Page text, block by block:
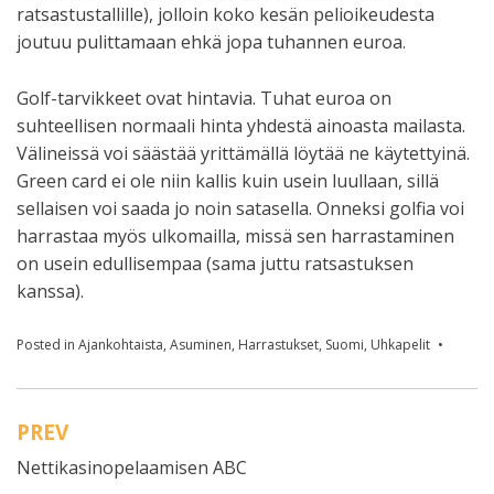
ratsastustallille), jolloin koko kesän pelioikeudesta
joutuu pulittamaan ehkä jopa tuhannen euroa.
Golf-tarvikkeet ovat hintavia. Tuhat euroa on
suhteellisen normaali hinta yhdestä ainoasta mailasta.
Välineissä voi säästää yrittämällä löytää ne käytettyinä.
Green card ei ole niin kallis kuin usein luullaan, sillä
sellaisen voi saada jo noin satasella. Onneksi golfia voi
harrastaa myös ulkomailla, missä sen harrastaminen
on usein edullisempaa (sama juttu ratsastuksen
kanssa).
Posted in Ajankohtaista, Asuminen, Harrastukset, Suomi, Uhkapelit
Artikkelien
selaus
PREV
Nettikasinopelaamisen ABC